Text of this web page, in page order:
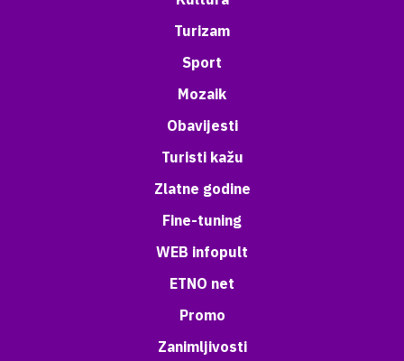
Turizam
Sport
Mozaik
Obavijesti
Turisti kažu
Zlatne godine
Fine-tuning
WEB infopult
ETNO net
Promo
Zanimljivosti